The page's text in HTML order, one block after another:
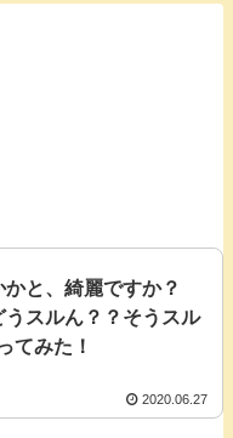
かと、綺麗ですか？
うスルん？？そうスル
てみた！
2020.06.27